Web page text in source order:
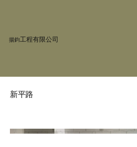
揚鈞工程有限公司
新平路